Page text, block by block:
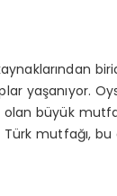
yaşanıyor.
büyük
mutfağı, bu